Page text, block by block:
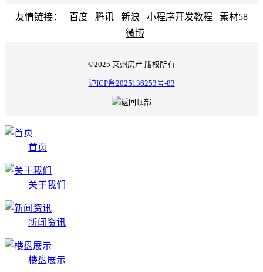
友情链接： 百度 腾讯 新浪 小程序开发教程
素材58
微博
©2025 莱州房产 版权所有
沪ICP备2025136253号-83
首页
关于我们
新闻资讯
楼盘展示